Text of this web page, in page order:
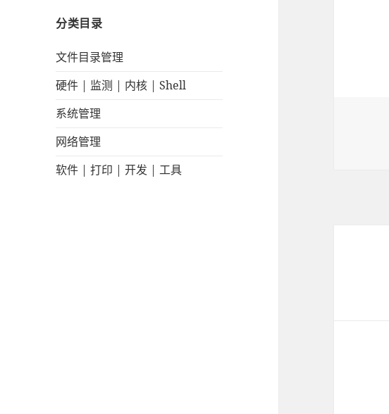
分类目录
文件目录管理
硬件 | 监测 | 内核 | Shell
系统管理
网络管理
软件 | 打印 | 开发 | 工具